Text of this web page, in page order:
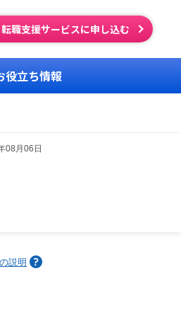
転職支援サービスに申し込む
役立ち情報
08月06日
説明